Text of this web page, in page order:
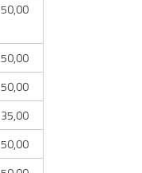
50,00
50,00
50,00
35,00
50,00